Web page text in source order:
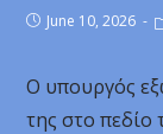
June 10, 2026
Ο υπουργός
της στο πεδίο